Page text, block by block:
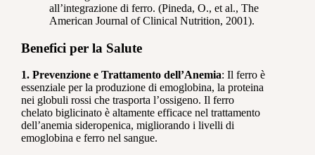
all’integrazione di ferro. (Pineda, O., et al., The
American Journal of Clinical Nutrition, 2001).
Benefici per la Salute
1. Prevenzione e Trattamento dell’Anemia: Il ferro è
essenziale per la produzione di emoglobina, la proteina
nei globuli rossi che trasporta l’ossigeno. Il ferro
chelato biglicinato è altamente efficace nel trattamento
dell’anemia sideropenica, migliorando i livelli di
emoglobina e ferro nel sangue.